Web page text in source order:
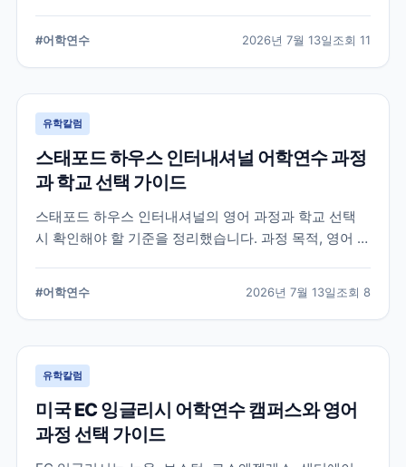
#어학연수 2026년 7월 13일조회 11
유학칼럼
스태포드 하우스 인터내셔널 어학연수 과정
과 학교 선택 가이드
스태포드 하우스 인터내셔널의 영어 과정과 학교 선택
시 확인해야 할 기준을 정리했습니다. 과정 목적, 영어 수
#어학연수 2026년 7월 13일조회 8
유학칼럼
미국 EC 잉글리시 어학연수 캠퍼스와 영어
과정 선택 가이드